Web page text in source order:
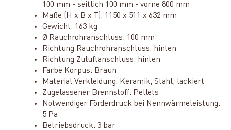
100 mm - seitlich 100 mm - vorne 800 mm
Maße (H x B x T): 1150 x 511 x 632 mm
Gewicht: 163 kg
Ø Rauchrohranschluss: 100 mm
Richtung Rauchrohranschluss: hinten
Richtung Zuluftanschluss: hinten
Farbe Korpus: Braun
Material Verkleidung: Keramik, Stahl, lackiert
Zugelassener Brennstoff: Pellets
Notwendiger Förderdruck bei Nennwärmeleistung:
5 Pa
Betriebsdruck: 3 bar